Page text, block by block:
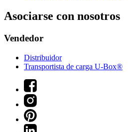
Asociarse con nosotros
Vendedor
Distribuidor
Transportista de carga U-Box®